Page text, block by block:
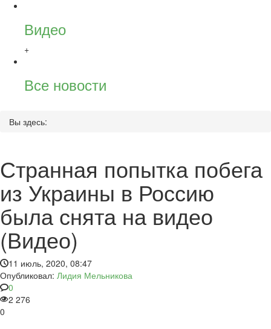
Видео
+
Все новости
Вы здесь:
Странная попытка побега
из Украины в Россию
была снята на видео
(Видео)
11 июль, 2020, 08:47
Опубликовал: Лидия Мельникова
0
2 276
0